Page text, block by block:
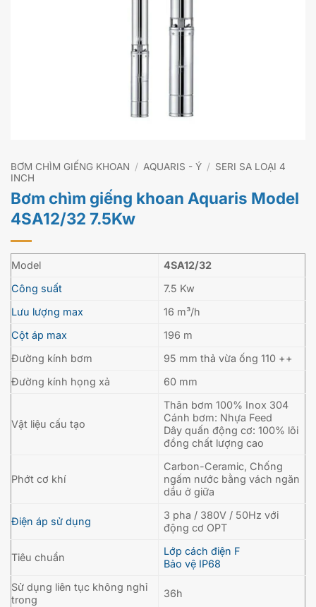
BƠM CHÌM GIẾNG KHOAN / AQUARIS - Ý / SERI SA LOẠI 4
INCH
Bơm chìm giếng khoan Aquaris Model
4SA12/32 7.5Kw
Model
4SA12/32
Công suất
7.5 Kw
Lưu lượng max
16 m³/h
Cột áp max
196 m
Đường kính bơm
95 mm thả vừa ống 110 ++
Đường kính họng xả
60 mm
Vật liệu cấu tạo
Thân bơm 100% Inox 304
Cánh bơm: Nhựa Feed
Dây quấn động cơ: 100% lõi
đồng chất lượng cao
Phớt cơ khí
Carbon-Ceramic, Chống
ngấm nước bằng vách ngăn
dầu ở giữa
Điện áp sử dụng
3 pha / 380V / 50Hz với
động cơ OPT
Tiêu chuẩn
Lớp cách điện F
Bảo vệ IP68
Sử dụng liên tục không nghỉ
trong
36h